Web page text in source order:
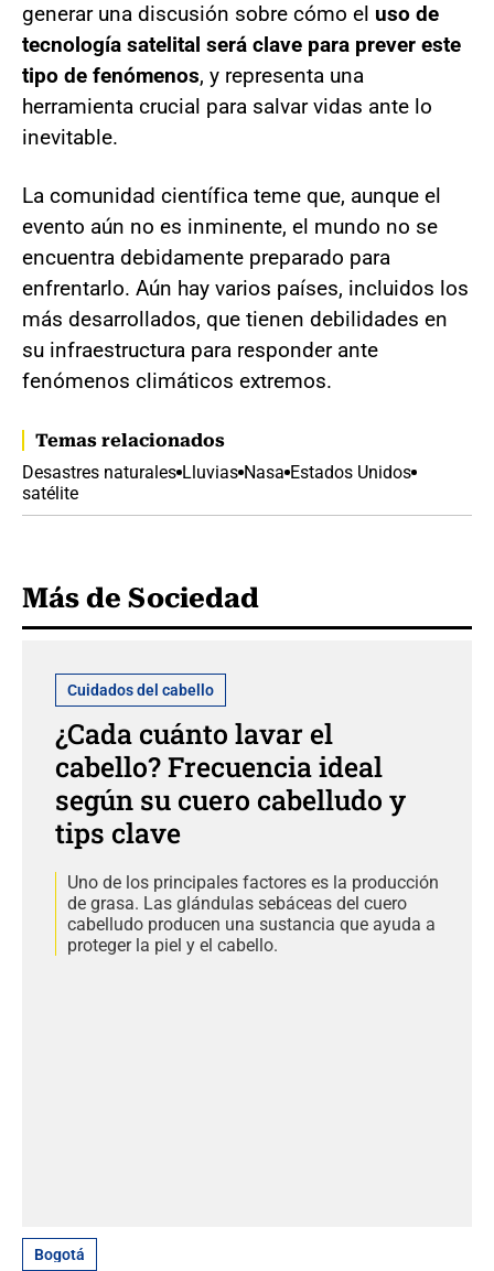
generar una discusión sobre cómo el uso de
tecnología satelital será clave para prever este
tipo de fenómenos, y representa una
herramienta crucial para salvar vidas ante lo
inevitable.
La comunidad científica teme que, aunque el
evento aún no es inminente, el mundo no se
encuentra debidamente preparado para
enfrentarlo. Aún hay varios países, incluidos los
más desarrollados, que tienen debilidades en
su infraestructura para responder ante
fenómenos climáticos extremos.
Temas relacionados
Desastres naturales Lluvias Nasa Estados Unidos
satélite
Más de Sociedad
Cuidados del cabello
¿Cada cuánto lavar el
cabello? Frecuencia ideal
según su cuero cabelludo y
tips clave
Uno de los principales factores es la producción
de grasa. Las glándulas sebáceas del cuero
cabelludo producen una sustancia que ayuda a
proteger la piel y el cabello.
Bogotá